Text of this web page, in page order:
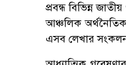
প্রবন্ধ বিভিন্ন
আঞ্চলিক অর্থনৈতিক
এসব লেখার সংকলন